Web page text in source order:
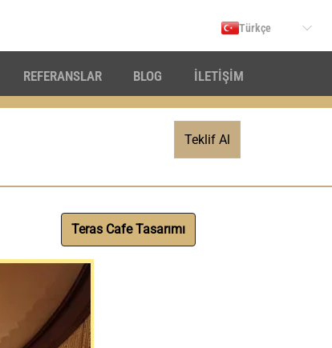
Türkçe
REFERANSLAR BLOG İLETİŞİM
Teklif Al
Teras Cafe Tasarımı